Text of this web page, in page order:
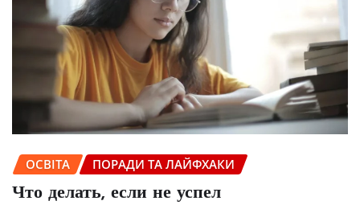
ОСВІТА ПОРАДИ ТА ЛАЙФХАКИ
Что делать, если не успел